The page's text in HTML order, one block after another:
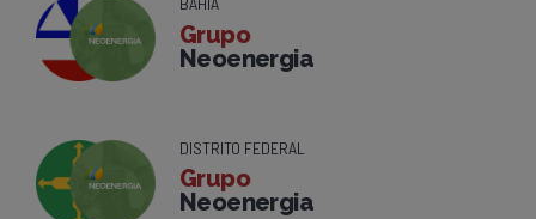
Grupo
Neoenergia
DISTRITO FEDERAL
Grupo
Neoenergia